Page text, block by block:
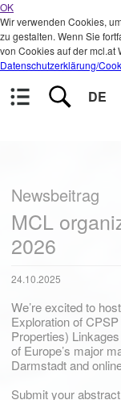
OK
Wir verwenden Cookies,
zu gestalten. Wenn Sie
von Cookies auf der mcl.at
Datenschutzerklärung/
DE
Newsbeitrag
MCL
2026
24.10.2025
We’re excited to
Exploration of
Properties)
of Europe’s major
Darmstadt and
Submit your